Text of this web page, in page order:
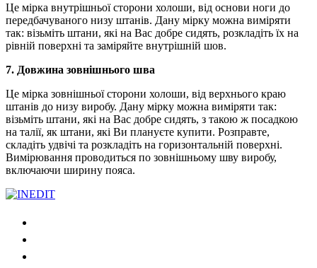
Це мірка внутрішньої сторони холоши, від основи ноги до
передбачуваного низу штанів. Дану мірку можна виміряти
так: візьміть штани, які на Вас добре сидять, розкладіть їх на
рівній поверхні та заміряйте внутрішній шов.
7. Довжина зовнішнього шва
Це мірка зовнішньої сторони холоши, від верхнього краю
штанів до низу виробу. Дану мірку можна виміряти так:
візьміть штани, які на Вас добре сидять, з такою ж посадкою
на талії, як штани, які Ви плануєте купити. Розправте,
складіть удвічі та розкладіть на горизонтальній поверхні.
Вимірювання проводиться по зовнішньому шву виробу,
включаючи ширину пояса.